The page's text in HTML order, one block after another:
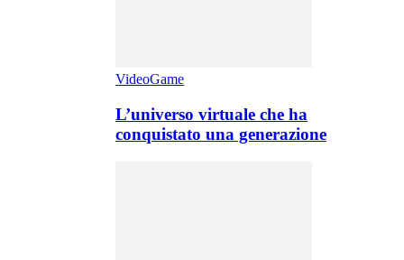
VideoGame
L’universo virtuale che ha
conquistato una generazione